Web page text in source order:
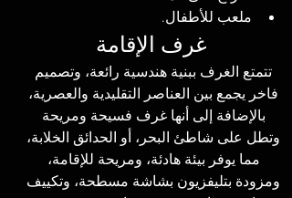
ملعب للأطفال.
غرف الإقامة
تتمتع الغرف ببنية هندسية رائعة، وتصميم
فاخر يجمع بين العناصر التقليدية والعصرية،
بالإضافة إلى أنها غرف فسيحة ومريحة
وتطل على شاطئ البحر، أو الحدائق الخلابة،
مما يوفر بيئة هادئة، ومريحة للإقامة،
ومزودة بتليفزيون بشاشة مسطحة، وتكييف